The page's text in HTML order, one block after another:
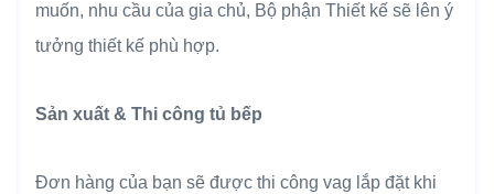
muốn, nhu cầu của gia chủ, Bộ phận Thiết kế sẽ lên ý
tưởng thiết kế phù hợp.
Sản xuất & Thi công tủ bếp
Đơn hàng của bạn sẽ được thi công vag lắp đặt khi